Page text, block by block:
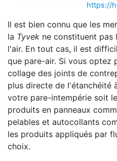
https://
Il est bien connu que les
la Tyvek ne constituent pas
l'air. En tout cas, il est
que pare-air. Si vous optez
collage des joints de
plus directe de l'étanchéité
votre pare-intempérie soit
produits en panneaux
pelables et autocollants
les produits appliqués par
choix.